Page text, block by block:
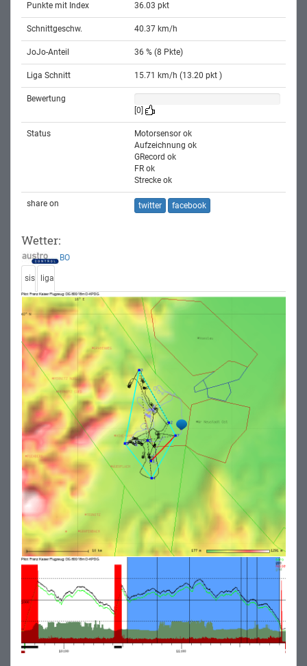
Punkte mit Index 36.03 pkt
Schnittgeschw. 40.37 km/h
JoJo-Anteil 36 % (8 Pkte)
Liga Schnitt 15.71 km/h (13.20 pkt )
Bewertung
[0]
Status
Motorsensor ok
Aufzeichnung ok
GRecord ok
FR ok
Strecke ok
share on twitter facebook
Wetter:
BO
sis liga